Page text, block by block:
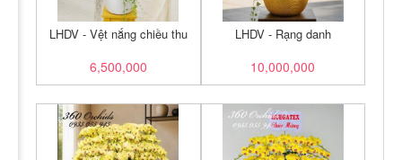
LHDV - Vệt nắng chiều thu
6,500,000
LHDV - Rạng danh
10,000,000